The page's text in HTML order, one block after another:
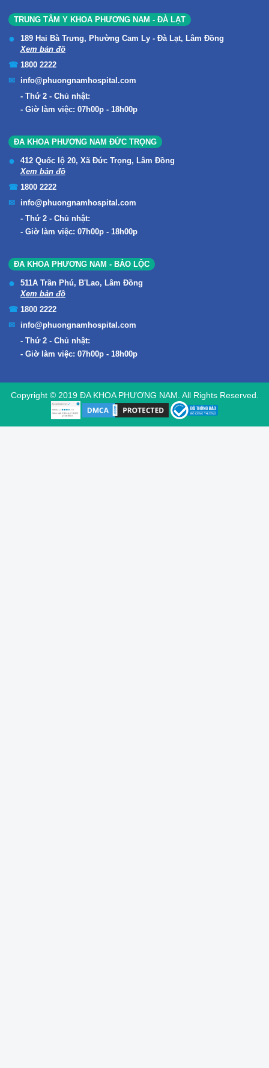
TRUNG TÂM Y KHOA PHƯƠNG NAM - ĐÀ LẠT
189 Hai Bà Trưng, Phường Cam Ly - Đà Lạt, Lâm Đồng
Xem bản đồ
1800 2222
info@phuongnamhospital.com
Thứ 2 - Chủ nhật:
Giờ làm việc: 07h00p - 18h00p
ĐA KHOA PHƯƠNG NAM ĐỨC TRỌNG
412 Quốc lộ 20, Xã Đức Trọng, Lâm Đồng
Xem bản đồ
1800 2222
info@phuongnamhospital.com
Thứ 2 - Chủ nhật:
Giờ làm việc: 07h00p - 18h00p
ĐA KHOA PHƯƠNG NAM - BẢO LỘC
511A Trần Phú, B'Lao, Lâm Đồng
Xem bản đồ
1800 2222
info@phuongnamhospital.com
Thứ 2 - Chủ nhật:
Giờ làm việc: 07h00p - 18h00p
Copyright © 2019 ĐA KHOA PHƯƠNG NAM. All Rights Reserved.